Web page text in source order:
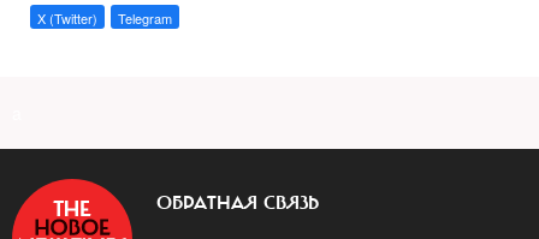
X (Twitter) Telegram
ОБРАТНАЯ СВЯЗЬ